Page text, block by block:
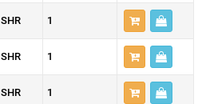
SHR 1
SHR 1
SHR 1